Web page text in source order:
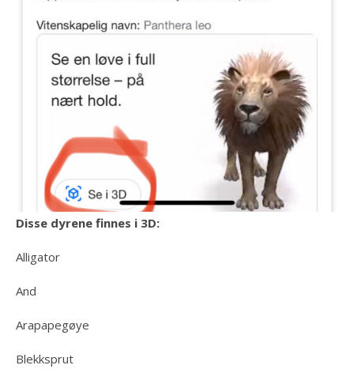
Disse dyrene finnes i 3D:
Alligator
And
Arapapegøye
Blekksprut